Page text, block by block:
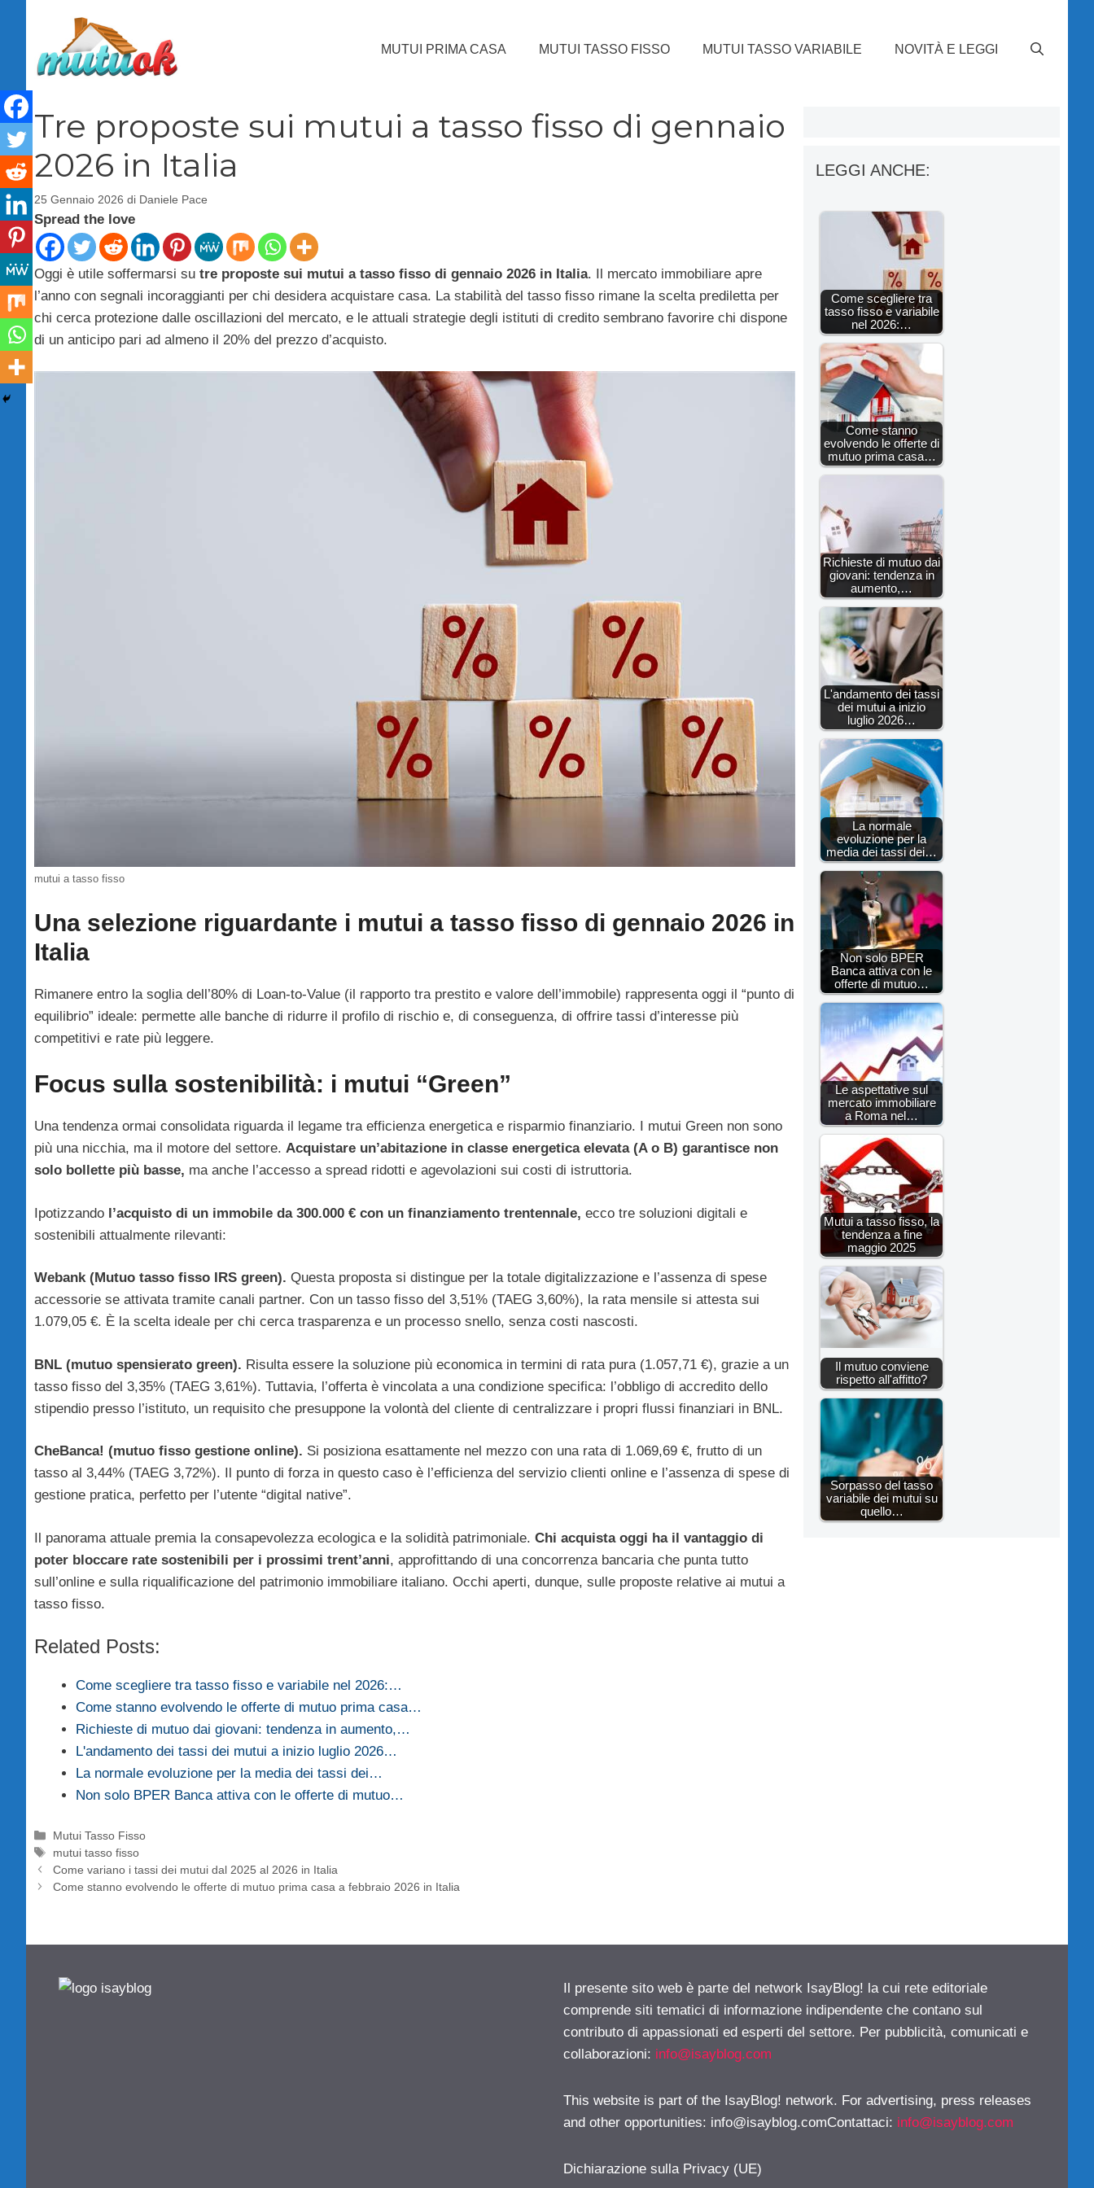
contenuto
MUTUI PRIMA CASA MUTUI TASSO FISSO MUTUI TASSO VARIABILE NOVITÀ E LEGGI
Tre proposte sui mutui a tasso fisso di gennaio
2026 in Italia
25 Gennaio 2026 di Daniele Pace
Spread the love
Oggi è utile soffermarsi su tre proposte sui mutui a tasso fisso di gennaio 2026 in Italia. Il mercato immobiliare apre
l’anno con segnali incoraggianti per chi desidera acquistare casa. La stabilità del tasso fisso rimane la scelta prediletta per
chi cerca protezione dalle oscillazioni del mercato, e le attuali strategie degli istituti di credito sembrano favorire chi dispone
di un anticipo pari ad almeno il 20% del prezzo d’acquisto.
mutui a tasso fisso
Una selezione riguardante i mutui a tasso fisso di gennaio 2026 in
Italia
Rimanere entro la soglia dell’80% di Loan-to-Value (il rapporto tra prestito e valore dell’immobile) rappresenta oggi il “punto di
equilibrio” ideale: permette alle banche di ridurre il profilo di rischio e, di conseguenza, di offrire tassi d’interesse più
competitivi e rate più leggere.
Focus sulla sostenibilità: i mutui “Green”
Una tendenza ormai consolidata riguarda il legame tra efficienza energetica e risparmio finanziario. I mutui Green non sono
più una nicchia, ma il motore del settore. Acquistare un’abitazione in classe energetica elevata (A o B) garantisce non
solo bollette più basse, ma anche l’accesso a spread ridotti e agevolazioni sui costi di istruttoria.
Ipotizzando l’acquisto di un immobile da 300.000 € con un finanziamento trentennale, ecco tre soluzioni digitali e
sostenibili attualmente rilevanti:
Webank (Mutuo tasso fisso IRS green). Questa proposta si distingue per la totale digitalizzazione e l’assenza di spese
accessorie se attivata tramite canali partner. Con un tasso fisso del 3,51% (TAEG 3,60%), la rata mensile si attesta sui
1.079,05 €. È la scelta ideale per chi cerca trasparenza e un processo snello, senza costi nascosti.
BNL (mutuo spensierato green). Risulta essere la soluzione più economica in termini di rata pura (1.057,71 €), grazie a un
tasso fisso del 3,35% (TAEG 3,61%). Tuttavia, l’offerta è vincolata a una condizione specifica: l’obbligo di accredito dello
stipendio presso l’istituto, un requisito che presuppone la volontà del cliente di centralizzare i propri flussi finanziari in BNL.
CheBanca! (mutuo fisso gestione online). Si posiziona esattamente nel mezzo con una rata di 1.069,69 €, frutto di un
tasso al 3,44% (TAEG 3,72%). Il punto di forza in questo caso è l’efficienza del servizio clienti online e l’assenza di spese di
gestione pratica, perfetto per l’utente “digital native”.
Il panorama attuale premia la consapevolezza ecologica e la solidità patrimoniale. Chi acquista oggi ha il vantaggio di
poter bloccare rate sostenibili per i prossimi trent’anni, approfittando di una concorrenza bancaria che punta tutto
sull’online e sulla riqualificazione del patrimonio immobiliare italiano. Occhi aperti, dunque, sulle proposte relative ai mutui a
tasso fisso.
Related Posts:
Come scegliere tra tasso fisso e variabile nel 2026:…
Come stanno evolvendo le offerte di mutuo prima casa…
Richieste di mutuo dai giovani: tendenza in aumento,…
L'andamento dei tassi dei mutui a inizio luglio 2026…
La normale evoluzione per la media dei tassi dei…
Non solo BPER Banca attiva con le offerte di mutuo…
Categorie
Mutui Tasso Fisso
Tag
mutui tasso fisso
Come variano i tassi dei mutui dal 2025 al 2026 in Italia
Come stanno evolvendo le offerte di mutuo prima casa a febbraio 2026 in Italia
LEGGI ANCHE:
Come scegliere tra
tasso fisso e variabile
nel 2026:…
Come stanno
evolvendo le offerte di
mutuo prima casa…
Richieste di mutuo dai
giovani: tendenza in
aumento,…
L'andamento dei tassi
dei mutui a inizio
luglio 2026…
La normale
evoluzione per la
media dei tassi dei…
Non solo BPER
Banca attiva con le
offerte di mutuo…
Le aspettative sul
mercato immobiliare
a Roma nel…
Mutui a tasso fisso, la
tendenza a fine
maggio 2025
Il mutuo conviene
rispetto all'affitto?
Sorpasso del tasso
variabile dei mutui su
quello…
Il presente sito web è parte del network IsayBlog! la cui rete editoriale
comprende siti tematici di informazione indipendente che contano sul
contributo di appassionati ed esperti del settore. Per pubblicità, comunicati e
collaborazioni: info@isayblog.com
This website is part of the IsayBlog! network. For advertising, press releases
and other opportunities: info@isayblog.comContattaci: info@isayblog.com
Dichiarazione sulla Privacy (UE)